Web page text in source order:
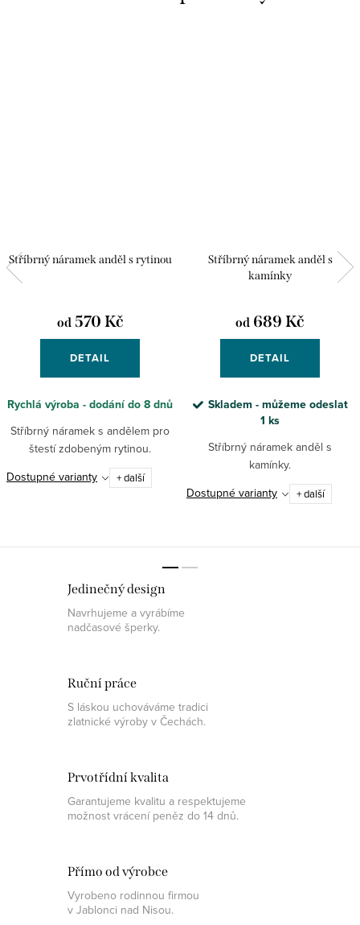
Stříbrný náramek anděl s rytinou
od570 Kč
DETAIL
Rychlá výroba - dodání do 8 dnů
Stříbrný náramek s andělem pro
štestí zdobeným rytinou.
Dostupné varianty
+ další
Stříbrný náramek anděl s
kamínky
od 689 Kč
DETAIL
Skladem - můžeme odeslat
1 ks
Stříbrný náramek anděl s
kamínky.
Dostupné varianty
+ další
Jedinečný design
Navrhujeme a vyrábíme
nadčasové šperky.
Ruční práce
S láskou uchováváme tradici
zlatnické výroby v Čechách.
Prvotřídní kvalita
Garantujeme kvalitu a respektujeme
možnost vrácení peněz do 14 dnů.
Přímo od výrobce
Vyrobeno rodinnou firmou
v Jablonci nad Nisou.